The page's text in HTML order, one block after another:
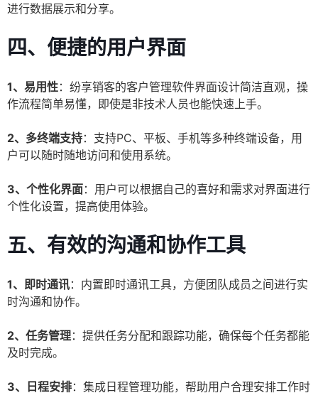
进行数据展示和分享。
四、便捷的用户界面
1、易用性：纷享销客的客户管理软件界面设计简洁直观，操
作流程简单易懂，即使是非技术人员也能快速上手。
2、多终端支持：支持PC、平板、手机等多种终端设备，用
户可以随时随地访问和使用系统。
3、个性化界面：用户可以根据自己的喜好和需求对界面进行
个性化设置，提高使用体验。
五、有效的沟通和协作工具
1、即时通讯：内置即时通讯工具，方便团队成员之间进行实
时沟通和协作。
2、任务管理：提供任务分配和跟踪功能，确保每个任务都能
及时完成。
3、日程安排：集成日程管理功能，帮助用户合理安排工作时